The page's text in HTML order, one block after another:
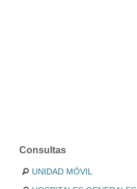
Consultas
UNIDAD MÓVIL